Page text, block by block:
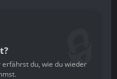
du, wie du wieder
🔒